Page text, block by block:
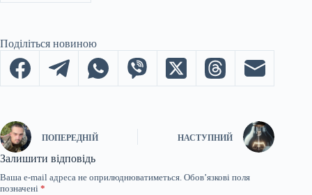
Поділіться новиною
ПОПЕРЕДНІЙ НАСТУПНИЙ
Залишити відповідь
Ваша e-mail адреса не оприлюднюватиметься. Обов’язкові поля
позначені *